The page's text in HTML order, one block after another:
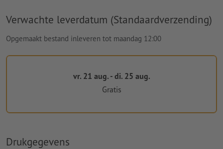
Verwachte leverdatum (Standaardverzending)
Opgemaakt bestand inleveren tot maandag 12:00
vr. 21 aug. - di. 25 aug.
Gratis
Drukgegevens